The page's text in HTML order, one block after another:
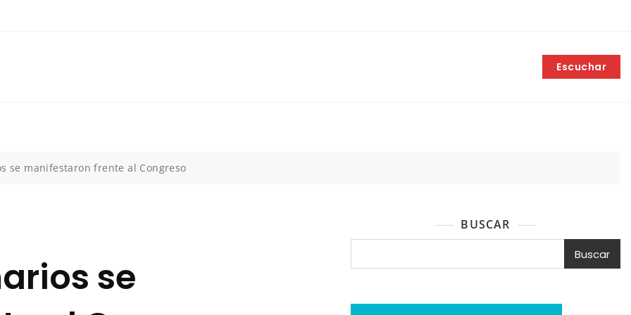
Escuchar
se manifestaron frente al Congreso
se
BUSCAR
Buscar